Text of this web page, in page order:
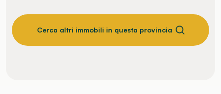
Cerca altri immobili in questa provincia